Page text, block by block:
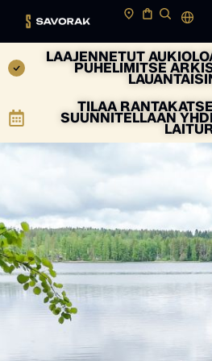
LAAJENNETUT
PUHELIMITSE
TILAA
SUUNNITELLAAN